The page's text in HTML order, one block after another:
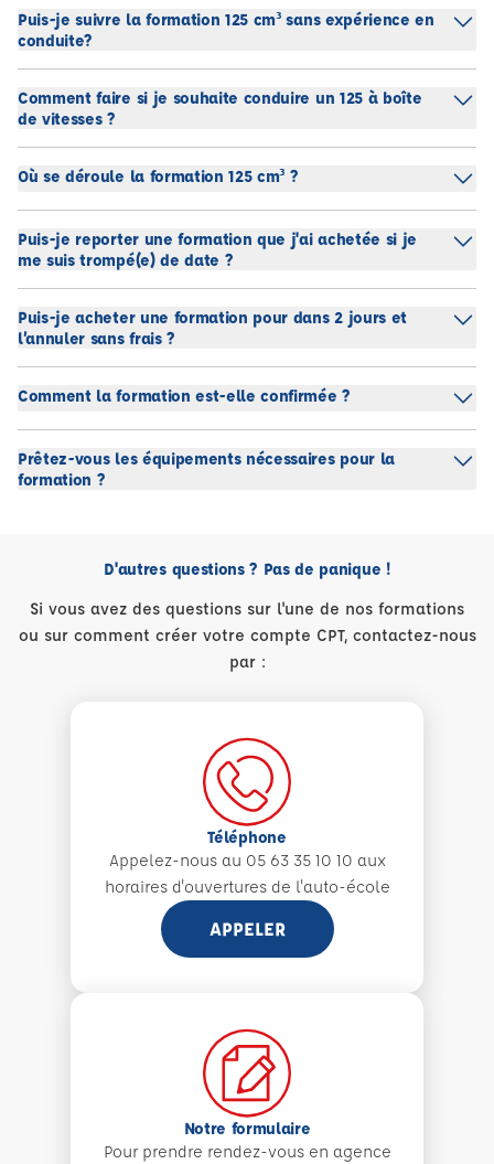
Puis-je suivre la formation 125 cm³ sans expérience en
conduite?
Comment faire si je souhaite conduire un 125 à boîte
de vitesses ?
Où se déroule la formation 125 cm³ ?
Puis-je reporter une formation que j'ai achetée si je
me suis trompé(e) de date ?
Puis-je acheter une formation pour dans 2 jours et
l’annuler sans frais ?
Comment la formation est-elle confirmée ?
Prêtez-vous les équipements nécessaires pour la
formation ?
D'autres questions ? Pas de panique !
Si vous avez des questions sur l'une de nos formations
ou sur comment créer votre compte CPT, contactez-nous
par :
Téléphone
Appelez-nous au 05 63 35 10 10 aux
horaires d'ouvertures de l'auto-école
APPELER
Notre formulaire
Pour prendre rendez-vous en agence